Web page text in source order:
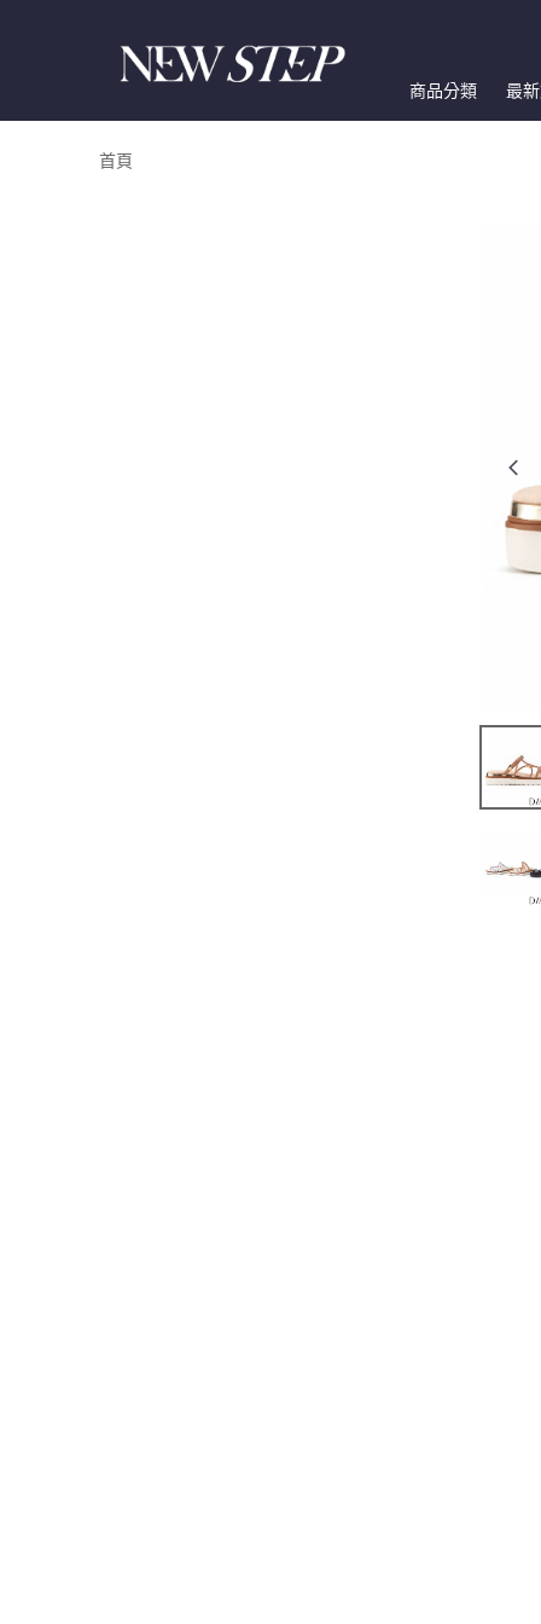
商品分類 最
首頁